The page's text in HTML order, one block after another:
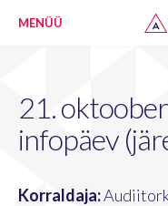
21.
infopäev
Korraldaja:
MENÜÜ